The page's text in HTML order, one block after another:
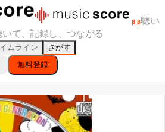
β β聴い
いて、記録し、つながる
ムライン
さがす
無料登録